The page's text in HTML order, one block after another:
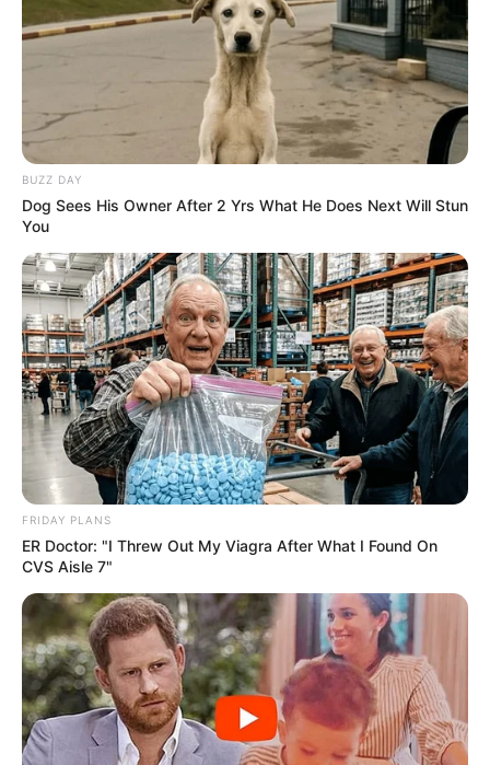
BUZZ DAY
Dog Sees His Owner After 2 Yrs What He Does Next Will Stun
You
FRIDAY PLANS
ER Doctor: "I Threw Out My Viagra After What I Found On
CVS Aisle 7"